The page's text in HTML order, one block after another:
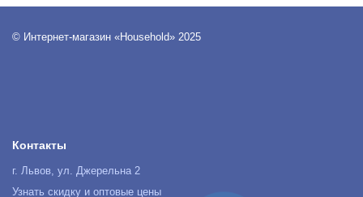
© Интернет-магазин «Household» 2025
Контакты
г. Львов, ул. Джерельна 2
Узнать скидку и оптовые цены